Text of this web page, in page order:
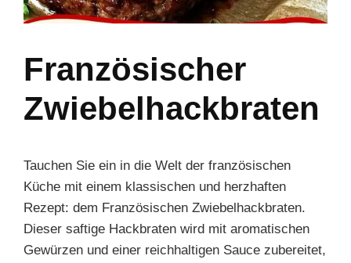
Französischer
Zwiebelhackbraten
Tauchen Sie ein in die Welt der französischen
Küche mit einem klassischen und herzhaften
Rezept: dem Französischen Zwiebelhackbraten.
Dieser saftige Hackbraten wird mit aromatischen
Gewürzen und einer reichhaltigen Sauce zubereitet,